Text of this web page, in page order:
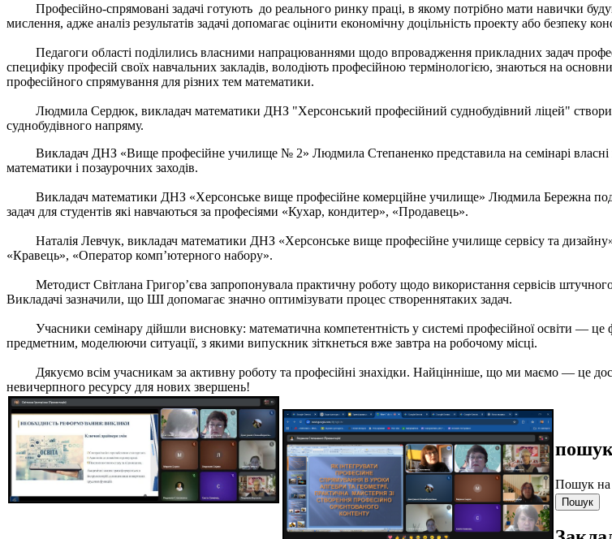
Професійно-спрямовані задачі готують до реального ринку праці, в якому потрібно мати навички
мислення, адже аналіз результатів задачі допомагає оцінити економічну доцільність проекту або безпеку
Педагоги області поділились власними напрацюваннями щодо впровадження прикладних задач
специфіку професій своїх навчальних закладів, володіють професійною термінологією, знаються на
професійного спрямування для різних тем математики.
Людмила Сердюк, викладач математики ДНЗ "Херсонський професійний суднобудівний ліцей" створила
суднобудівного напряму.
Викладач ДНЗ «Вище професійне училище № 2» Людмила Степаненко представила на семінарі власні
математики і позаурочних заходів.
Викладач математики ДНЗ «Херсонське вище професійне комерційне училище» Людмила Бережна
задач для студентів які навчаються за професіями «Кухар, кондитер», «Продавець».
Наталія Левчук, викладач математики ДНЗ «Херсонське вище професійне училище сервісу та дизайну»
«Кравець», «Оператор комп’ютерного набору».
Методист Світлана Григор’єва запропонувала практичну роботу щодо використання сервісів штучного
Викладачі зазначили, що ШІ допомагає значно оптимізувати процес створеннятаких задач.
Учасники семінару дійшли висновку: математична компетентність у системі професійної освіти — це
предметним, моделюючи ситуації, з якими випускник зіткнеться вже завтра на робочому місці.
Дякуємо всім учасникам за активну роботу та професійні знахідки. Найцінніше, що ми маємо — це
невичерпного ресурсу для нових звершень!
пошук
Пошук на